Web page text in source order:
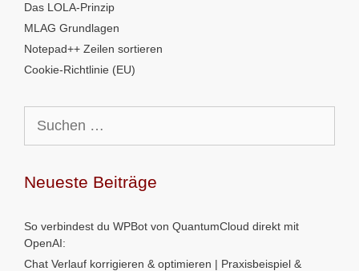
Das LOLA-Prinzip
MLAG Grundlagen
Notepad++ Zeilen sortieren
Cookie-Richtlinie (EU)
nach:
Neueste Beiträge
So verbindest du WPBot von QuantumCloud direkt mit
OpenAI:
Chat Verlauf korrigieren & optimieren | Praxisbeispiel &